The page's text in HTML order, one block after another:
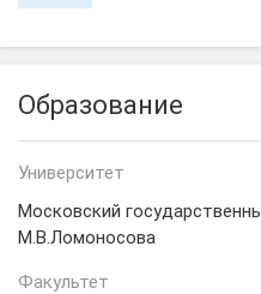
Образование
Университет
Московский
М.В.Ломоносова
Факультет